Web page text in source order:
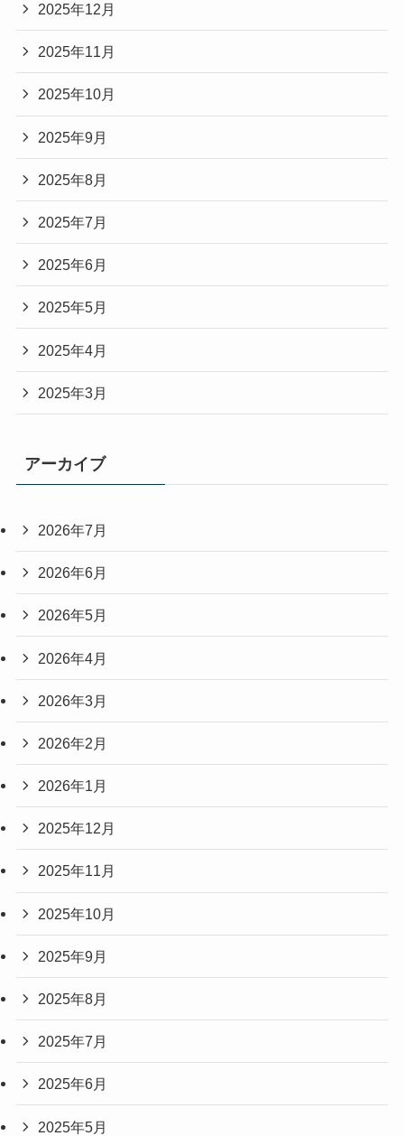
2025年12月
2025年11月
2025年10月
2025年9月
2025年8月
2025年7月
2025年6月
2025年5月
2025年4月
2025年3月
アーカイブ
2026年7月
2026年6月
2026年5月
2026年4月
2026年3月
2026年2月
2026年1月
2025年12月
2025年11月
2025年10月
2025年9月
2025年8月
2025年7月
2025年6月
2025年5月